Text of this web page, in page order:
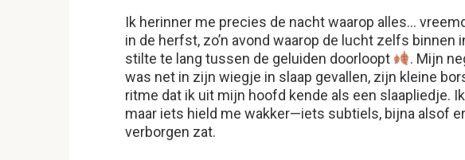
Ik herinner me precies de nacht waarop alles…
in de herfst, zo’n avond waarop de lucht zelfs binnen
stilte te lang tussen de geluiden doorloopt
. Mijn
was net in zijn wiegje in slaap gevallen, zijn kleine
ritme dat ik uit mijn hoofd kende als een slaapliedje.
maar iets hield me wakker—iets subtiels, bijna alsof
verborgen zat.